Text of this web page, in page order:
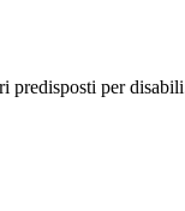
predisposti per